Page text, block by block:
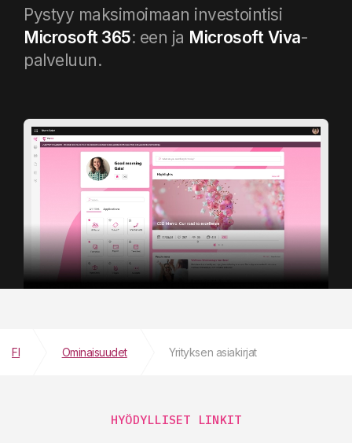
Pystyy maksimoimaan investointisi
Microsoft 365: een ja Microsoft Viva-
palveluun.
FI Ominaisuudet Yrityksen asiakirjat
HYÖDYLLISET LINKIT